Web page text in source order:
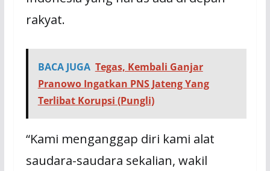
rakyat.
BACA JUGA Tegas, Kembali Ganjar
Pranowo Ingatkan PNS Jateng Yang
Terlibat Korupsi (Pungli)
“Kami menganggap diri kami alat
saudara-saudara sekalian, wakil